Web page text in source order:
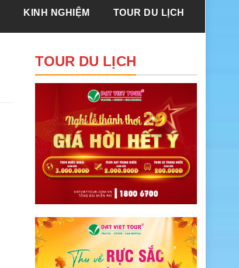
KINH NGHIỆM TOUR DU LỊCH
TOUR DU LỊCH